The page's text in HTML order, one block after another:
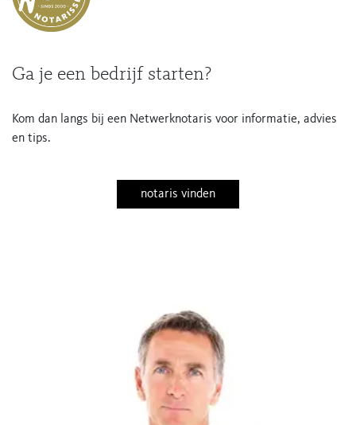
Ga je een bedrijf starten?
Kom dan langs bij een Netwerknotaris voor informatie, advies
en tips.
notaris vinden